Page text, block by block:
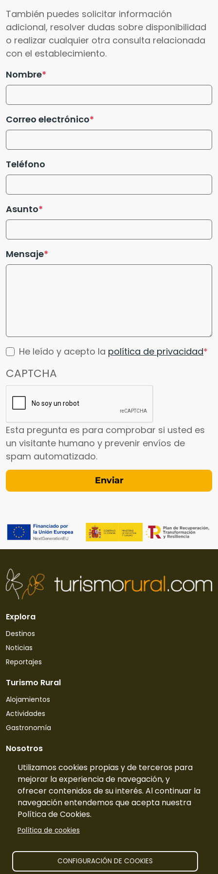
También puedes solicitar información
adicional, resolver dudas sobre disponibilidad
o realizar cualquier otra consulta relacionada
con el establecimiento.
Nombre
Correo electrónico
Teléfono
Asunto
Mensaje
He leído y acepto la política de privacidad
CAPTCHA
Esta pregunta es para comprobar si usted es
un visitante humano y prevenir envíos de
spam automatizado.
Utilizamos cookies propias y de terceros para
mejorar la experiencia de navegación, y
ofrecer contenidos de su interés. Al continuar la
navegación entendemos que acepta nuestra
Política de Cookies.
Política de cookies
CONFIGURACIÓN DE COOKIES
Explora
Destinos
Noticias
Reportajes
Turismo Rural
Alojamientos
Actividades
Gastronomía
Nosotros
Quiénes somos
Contacto
Tarifas
Preguntas frecuentes
Información